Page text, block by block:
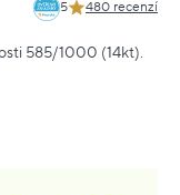
5 480 recenzí
585/1000 (14kt).